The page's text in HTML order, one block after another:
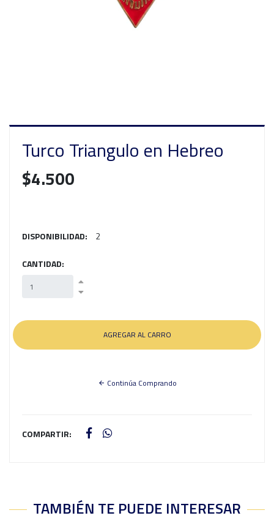
Turco Triangulo en Hebreo
$4.500
DISPONIBILIDAD: 2
CANTIDAD:
Continúa Comprando
COMPARTIR:
TAMBIÉN TE PUEDE INTERESAR